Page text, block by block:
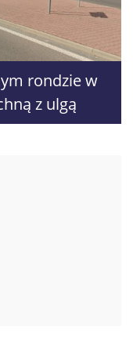
rondzie w
z ulgą